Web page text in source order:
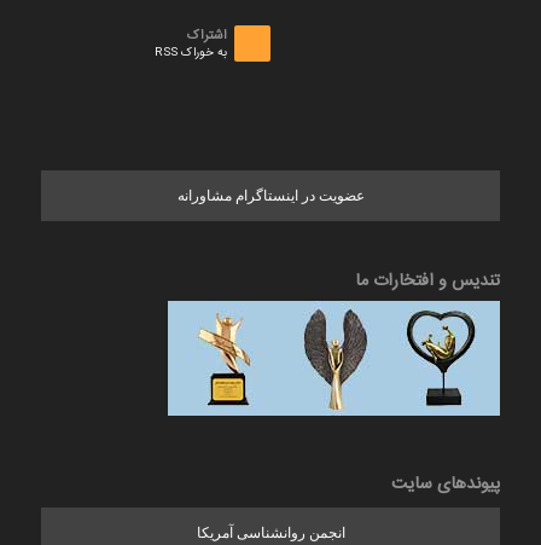
اشتراک
به خوراک RSS
عضویت در اینستاگرام مشاورانه
تندیس و افتخارات ما
پیوندهای سایت
انجمن روانشناسی آمریکا